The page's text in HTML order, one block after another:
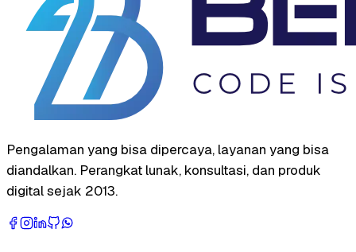
Pengalaman yang bisa dipercaya, layanan yang bisa
diandalkan. Perangkat lunak, konsultasi, dan produk
digital sejak 2013.